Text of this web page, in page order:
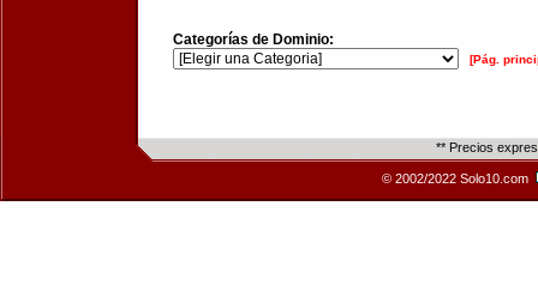
Categorías de Dominio:
[Pág.
** Precios
© 2002/2022 Solo10.com